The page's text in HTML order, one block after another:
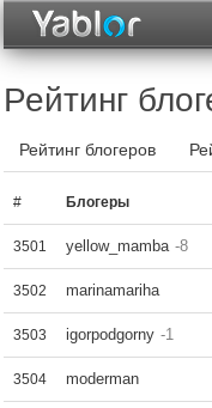
Рейтинг
Рейтинг блогеров
# Блогеры
3501 yellow_mamba -8
3502 marinamariha
3503 igorpodgorny -1
3504 moderman